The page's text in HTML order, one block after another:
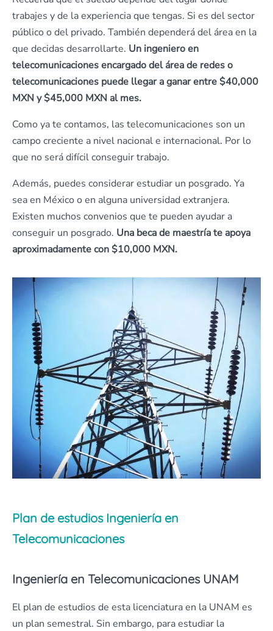
trabajes y de la experiencia que tengas. Si es del sector
público o del privado. También dependerá del área en la
que decidas desarrollarte. Un ingeniero en
telecomunicaciones encargado del área de redes o
telecomunicaciones puede llegar a ganar entre $40,000
MXN y $45,000 MXN al mes.
Como ya te contamos, las telecomunicaciones son un
campo creciente a nivel nacional e internacional. Por lo
que no será difícil conseguir trabajo.
Además, puedes considerar estudiar un posgrado. Ya
sea en México o en alguna universidad extranjera.
Existen muchos convenios que te pueden ayudar a
conseguir un posgrado. Una beca de maestría te apoya
aproximadamente con $10,000 MXN.
Plan de estudios Ingeniería en
Telecomunicaciones
Ingeniería en Telecomunicaciones UNAM
El plan de estudios de esta licenciatura en la UNAM es
un plan semestral. Sin embargo, para estudiar la